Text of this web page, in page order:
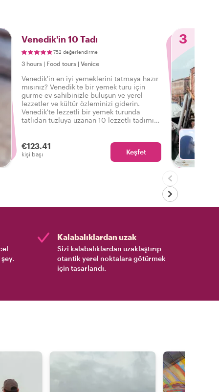
Venedik'in 10 Tadı
752 değerlendirme
3 hours | Food tours | Venice
Venedik'in en iyi yemeklerini tatmaya hazır
mısınız? Venedik'te bir yemek turu için
gurme ev sahibinizle buluşun ve yerel
lezzetler ve kültür özleminizi giderin.
Venedik'te lezzetli bir yemek turunda
tatlıdan tuzluya uzanan 10 lezzetli tadımın
€123.41
kişi başı Keşfet
3
Kalabalıklardan uzak
Sizi kalabalıklardan uzaklaştırıp
otantik yerel noktalara götürmek
için tasarlandı.